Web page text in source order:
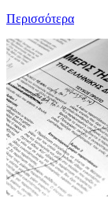
Περισσότερα